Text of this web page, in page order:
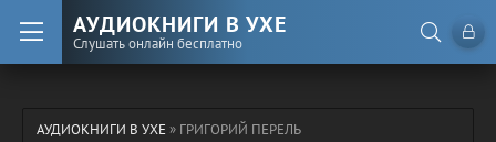
АУДИОКНИГИ В УХЕ
Слушать онлайн бесплатно
АУДИОКНИГИ В УХЕ» ГРИГОРИЙ ПЕРЕЛЬ